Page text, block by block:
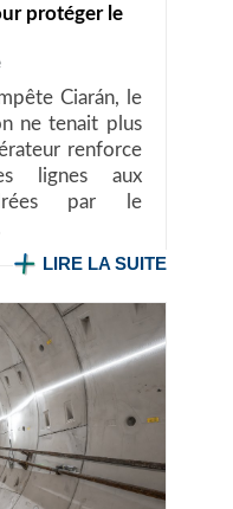
protéger le
Ciarán, le
ne tenait plus
renforce
lignes aux
par le
LIRE LA SUITE